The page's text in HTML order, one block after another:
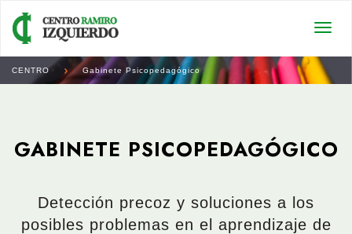
CENTRO Gabinete Psicopedagógico
GABINETE PSICOPEDAGÓGICO
Detección precoz y soluciones a los
posibles problemas en el aprendizaje de